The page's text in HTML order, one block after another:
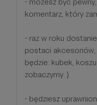
komentarz, który
- raz w roku
postaci
będzie: kubek,
zobaczymy :)
- będziesz